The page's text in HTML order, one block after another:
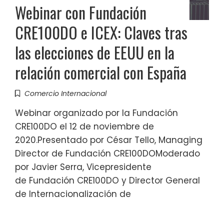
Webinar con Fundación
CRE100DO e ICEX: Claves tras
las elecciones de EEUU en la
relación comercial con España
Comercio Internacional
Webinar organizado por la Fundación
CRE100DO el 12 de noviembre de
2020.Presentado por César Tello, Managing
Director de Fundación CRE100DOModerado
por Javier Serra, Vicepresidente
de Fundación CRE100DO y Director General
de Internacionalización de